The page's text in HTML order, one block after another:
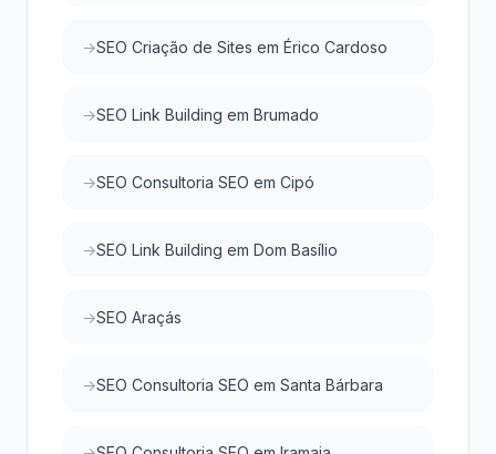
SEO Criação de Sites em Érico Cardoso
SEO Link Building em Brumado
SEO Consultoria SEO em Cipó
SEO Link Building em Dom Basílio
SEO Araçás
SEO Consultoria SEO em Santa Bárbara